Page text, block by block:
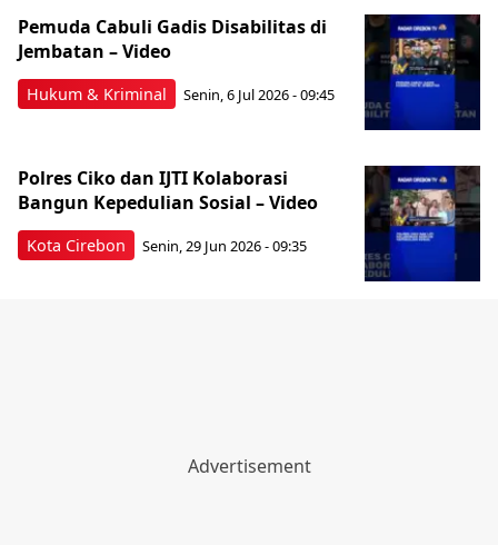
Hukum & Kriminal
Pemuda Cabuli Gadis Disabilitas di
Jembatan – Video
Senin, 6 Jul 2026 - 09:45
Kota Cirebon
Polres Ciko dan IJTI Kolaborasi
Bangun Kepedulian Sosial – Video
Senin, 29 Jun 2026 - 09:35